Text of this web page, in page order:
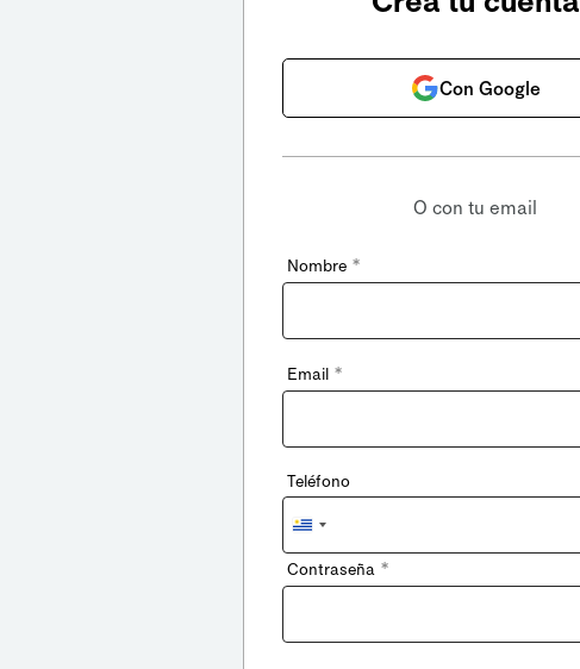
Con Google
O con tu email
Nombre *
Email *
Teléfono
Uruguay
+598
Contraseña *